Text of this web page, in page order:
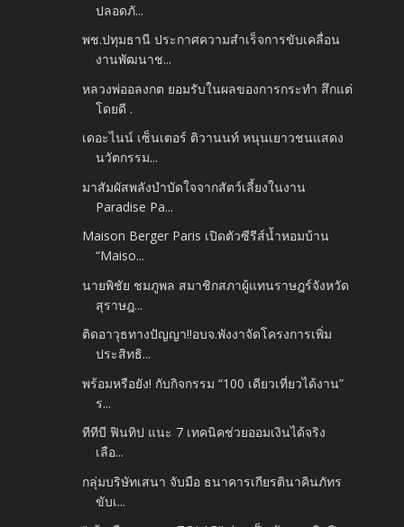
ปลอดภั...
พช.ปทุมธานี ประกาศความสำเร็จการขับเคลื่อน
งานพัฒนาช...
หลวงพ่ออลงกต ยอมรับในผลของการกระทำ สึกแต่
โดยดี .
เดอะไนน์ เซ็นเตอร์ ติวานนท์ หนุนเยาวชนแสดง
นวัตกรรม...
มาสัมผัสพลังบำบัดใจจากสัตว์เลี้ยงในงาน
Paradise Pa...
Maison Berger Paris เปิดตัวซีรีส์น้ำหอมบ้าน
“Maiso...
นายพิชัย ชมภูพล สมาชิกสภาผู้แทนราษฎร์จังหวัด
สุราษฎ...
ติดอาวุธทางปัญญา!!อบจ.พังงาจัดโครงการเพิ่ม
ประสิทธิ...
พร้อมหรือยัง! กับกิจกรรม “100 เดียวเที่ยวได้งาน”
ร...
ทีทีบี ฟินทิป แนะ 7 เทคนิคช่วยออมเงินได้จริง
เลือ...
กลุ่มบริษัทเสนา จับมือ ธนาคารเกียรตินาคินภัทร
ขับเ...